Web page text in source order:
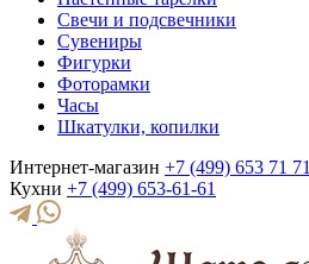
Свечи и подсвечники
Сувениры
Фигурки
Фоторамки
Часы
Шкатулки, копилки
Интернет-магазин +7 (499) 653 71 71
Кухни +7 (499) 653-61-61